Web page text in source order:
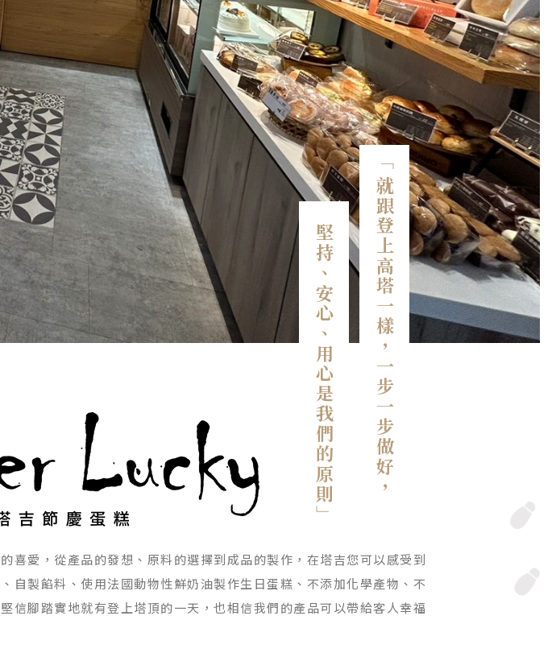
「就跟登上高塔一樣，一步一步做好，
堅持、安心、用心是我們的原則」
喜愛，從產品的發想、原料的選擇到成品的製作，在塔吉您可以感受到
自製餡料、使用法國動物性鮮奶油製作生日蛋糕、不添加化學產物、不
信腳踏實地就有登上塔頂的一天，也相信我們的產品可以帶給客人幸福